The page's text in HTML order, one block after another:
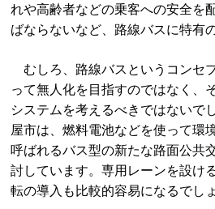
れや高齢者などの乗客への安全を
ばならないなど、路線バスに特有
むしろ、路線バスというコンセ
って無人化を目指すのではなく、
システムを考えるべきではないで
屋市は、燃料電池などを使って環
呼ばれるバス型の新たな路面公共
討しています。専用レーンを設け
転の導入も比較的容易になるでしょ